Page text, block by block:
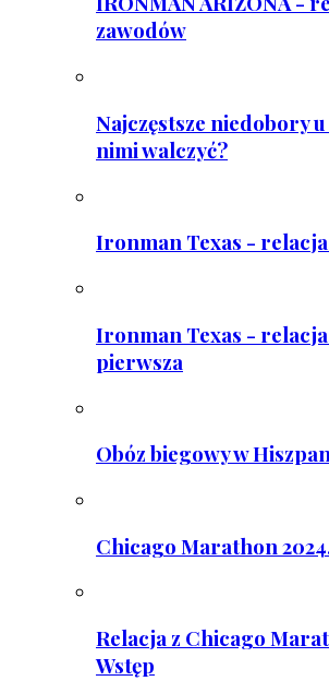
zawodów
Najczęstsze niedobory u
nimi walczyć?
Ironman Texas -
Ironman Texas -
pierwsza
Obóz biegowy w
Chicago Marathon
Relacja z Chicago
Wstęp